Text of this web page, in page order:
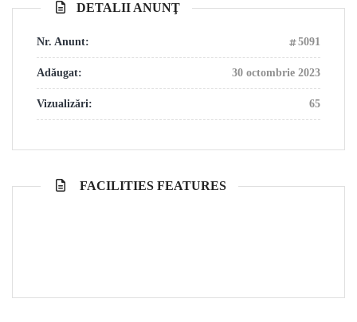
DETALII ANUNŢ
Nr. Anunt: 5091
Adăugat: 30 octombrie 2023
Vizualizări: 65
FACILITIES FEATURES